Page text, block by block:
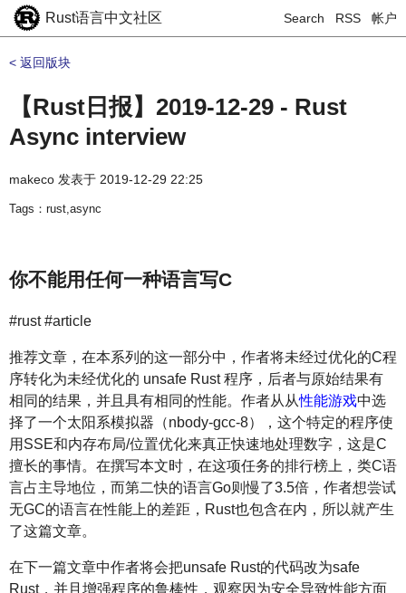
Rust语言中文社区 Search RSS 帐户
< 返回版块
【Rust日报】2019-12-29 - Rust
Async interview
makeco 发表于 2019-12-29 22:25
Tags：rust,async
你不能用任何一种语言写C
#rust #article
推荐文章，在本系列的这一部分中，作者将未经过优化的C程
序转化为未经优化的 unsafe Rust 程序，后者与原始结果有
相同的结果，并且具有相同的性能。作者从从性能游戏中选
择了一个太阳系模拟器（nbody-gcc-8），这个特定的程序使
用SSE和内存布局/位置优化来真正快速地处理数字，这是C
擅长的事情。在撰写本文时，在这项任务的排行榜上，类C语
言占主导地位，而第二快的语言Go则慢了3.5倍，作者想尝试
无GC的语言在性能上的差距，Rust也包含在内，所以就产生
了这篇文章。
在下一篇文章中作者将会把unsafe Rust的代码改为safe
Rust，并且增强程序的鲁棒性，观察因为安全导致性能方面